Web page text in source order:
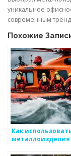
уникальное
современным
Похожие
Как
металлоизделия